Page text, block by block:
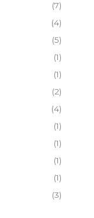
(7)
(4)
(5)
(1)
(1)
(2)
(4)
(1)
(1)
(1)
(1)
(3)